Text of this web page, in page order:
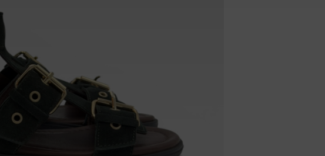
inoltre informazioni sul modo in cui utilizza il nostro sito con i nostri
e social media, i quali potrebbero combinarle con altre informazioni
utilizzo dei loro servizi.